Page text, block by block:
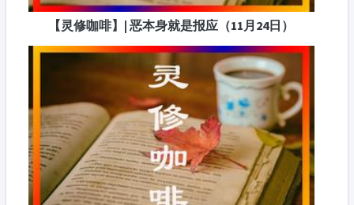
【灵修咖啡】| 恶本身就是报应（11月24日）